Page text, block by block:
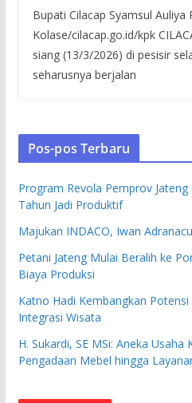
Bupati Cilacap Syamsul Auliya
Kolase/cilacap.go.id/kpk
siang (13/3/2026) di pesisir
seharusnya berjalan
Pos-pos Terbaru
Program Revola Pemprov
Tahun Jadi Produktif
Majukan INDACO, Iwan
Petani Jateng Mulai Beralih ke
Biaya Produksi
Katno Hadi Kembangkan
Integrasi Wisata
H. Sukardi, SE MSi: Aneka
Pengadaan Mebel hingga